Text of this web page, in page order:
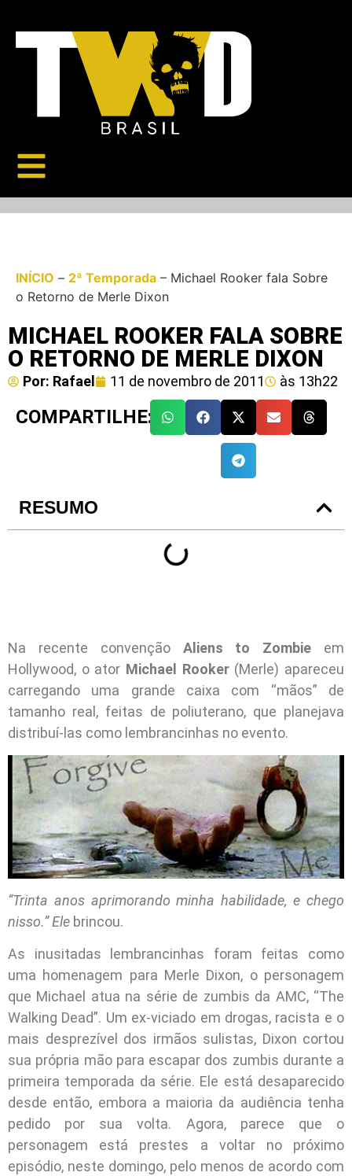
INÍCIO – 2ª Temporada – Michael Rooker fala Sobre
o Retorno de Merle Dixon
MICHAEL ROOKER FALA SOBRE
O RETORNO DE MERLE DIXON
Por: Rafael 11 de novembro de 2011 às 13h22
COMPARTILHE:
RESUMO
Na recente convenção Aliens to Zombie em
Hollywood, o ator Michael Rooker(Merle) apareceu
carregando uma grande caixa com “mãos” de
tamanho real, feitas de poliuterano, que planejava
distribuí-las como lembrancinhas no evento.
“Trinta anos aprimorando minha habilidade, e chego
nisso.” Ele brincou.
As inusitadas lembrancinhas foram feitas como
uma homenagem para Merle Dixon, o personagem
que Michael atua na série de zumbis da AMC, “The
Walking Dead”. Um ex-viciado em drogas, racista e o
mais desprezível dos irmãos sulistas, Dixon cortou
sua própria mão para escapar dos zumbis durante a
primeira temporada da série. Ele está desaparecido
desde então, embora a maioria da audiência tenha
pedido por sua volta. Agora, parece que o
personagem está prestes a voltar no próximo
episódio, neste domingo, pelo menos de acordo com